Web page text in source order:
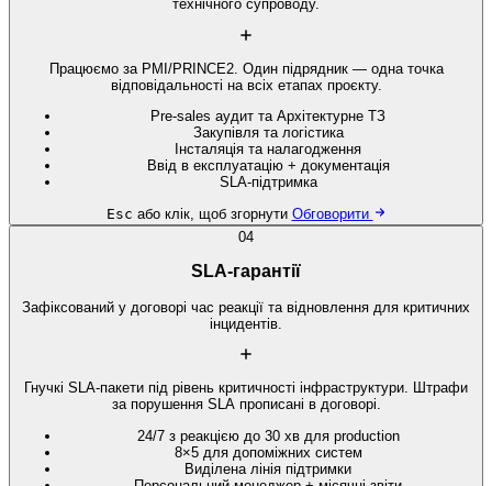
технічного супроводу.
Працюємо за PMI/PRINCE2. Один підрядник — одна точка
відповідальності на всіх етапах проєкту.
Pre-sales аудит та Архітектурне ТЗ
Закупівля та логістика
Інсталяція та налагодження
Ввід в експлуатацію + документація
SLA-підтримка
Esc або клік, щоб згорнути Обговорити
04
SLA-гарантії
Зафіксований у договорі час реакції та відновлення для критичних
інцидентів.
Гнучкі SLA-пакети під рівень критичності інфраструктури. Штрафи
за порушення SLA прописані в договорі.
24/7 з реакцією до 30 хв для production
8×5 для допоміжних систем
Виділена лінія підтримки